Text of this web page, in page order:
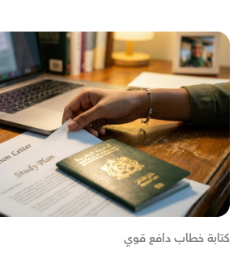
كتابة خطاب دافع قوي